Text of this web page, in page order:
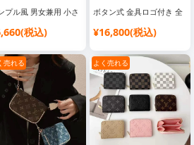
プル風 男女兼用 小さ
小銭入れ ファス
税込)
ボタン式 金具ロゴ付き 全
機種対応 アイフォン12 ギ
ース ヴィトン 流行り 横開
き クロスボディ 彼女への
プレゼント 上品 人造革 小
銭収納 送料無料
¥16,800(税込)
売れる よく売れる